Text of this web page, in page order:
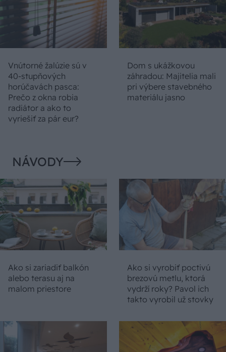
Vnútorné žalúzie sú v
40-stupňových
horúčavách pasca:
Prečo z okna robia
radiátor a ako to
vyriešiť za pár eur?
Dom s ukážkovou
záhradou: Majitelia mali
pri výbere stavebného
materiálu jasno
NÁVODY
Ako si zariadiť balkón
alebo terasu aj na
malom priestore
Ako si vyrobiť poctivú
brezovú metlu, ktorá
vydrží roky? Pavol ich
takto vyrobil už stovky